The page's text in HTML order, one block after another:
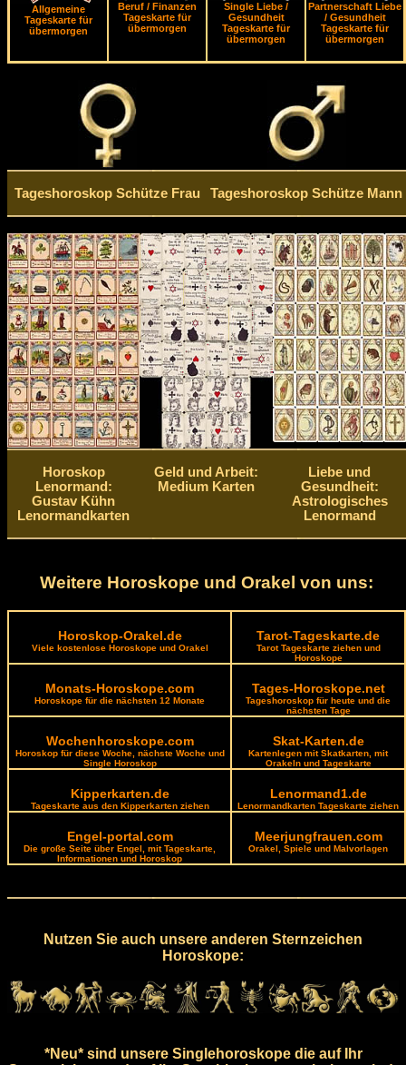
Allgemeine
Tageskarte für
übermorgen
Beruf / Finanzen
Tageskarte für
übermorgen
Single Liebe /
Gesundheit
Tageskarte für
übermorgen
Partnerschaft Liebe
/ Gesundheit
Tageskarte für
übermorgen
Tageshoroskop Schütze Frau Tageshoroskop Schütze Mann
Horoskop
Lenormand:
Gustav Kühn
Lenormandkarten
Geld und Arbeit:
Medium Karten
Liebe und
Gesundheit:
Astrologisches
Lenormand
Weitere Horoskope und Orakel von uns:
Horoskop-Orakel.de
Viele kostenlose Horoskope und Orakel
Tarot-Tageskarte.de
Tarot Tageskarte ziehen und
Horoskope
Monats-Horoskope.com
Horoskope für die nächsten 12 Monate
Tages-Horoskope.net
Tageshoroskop für heute und die
nächsten Tage
Wochenhoroskope.com
Horoskop für diese Woche, nächste Woche und
Single Horoskop
Skat-Karten.de
Kartenlegen mit Skatkarten, mit
Orakeln und Tageskarte
Kipperkarten.de
Tageskarte aus den Kipperkarten ziehen
Lenormand1.de
Lenormandkarten Tageskarte ziehen
Engel-portal.com
Die große Seite über Engel, mit Tageskarte,
Informationen und Horoskop
Meerjungfrauen.com
Orakel, Spiele und Malvorlagen
Nutzen Sie auch unsere anderen Sternzeichen
Horoskope:
*Neu* sind unsere Singlehoroskope die auf Ihr